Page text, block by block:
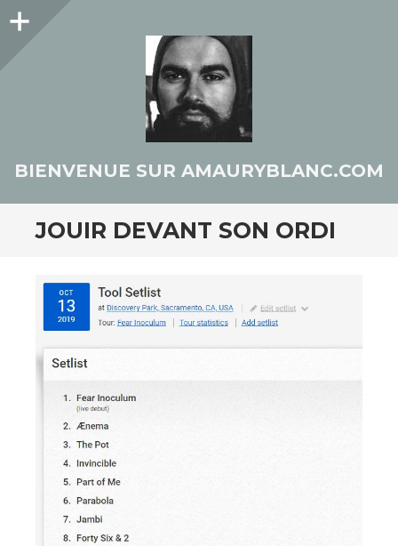
Colonne
BIENVENUE SUR AMAURYBLANC.COM
JOUIR DEVANT SON ORDI